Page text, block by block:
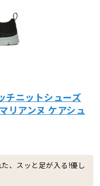
チニットシューズ
リアンヌ ケアシュ
、スッと足が入る!優し